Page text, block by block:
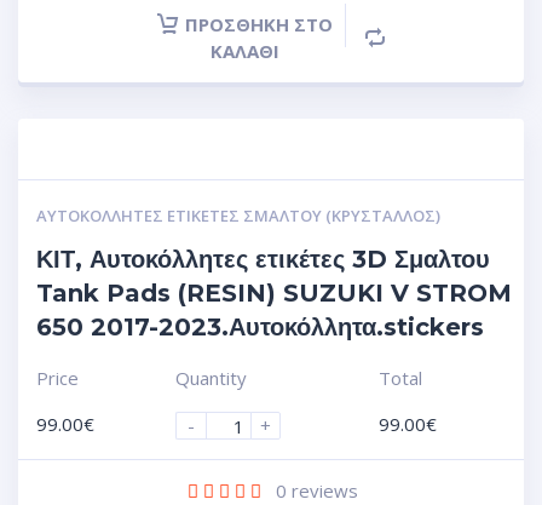
ΠΡΟΣΘΉΚΗ ΣΤΟ
ΚΑΛΆΘΙ
ΑΥΤΟΚΌΛΛΗΤΕΣ ΕΤΙΚΈΤΕΣ ΣΜΆΛΤΟΥ (ΚΡΥΣΤΑΛΛΟΣ)
ΚΙΤ, Αυτοκόλλητες ετικέτες 3D Σμαλτου
Tank Pads (RESIN) SUZUKI V STROM
650 2017-2023.Αυτοκόλλητα.stickers
Price
99.00€
Quantity
-
+
Total
99.00€
0 reviews